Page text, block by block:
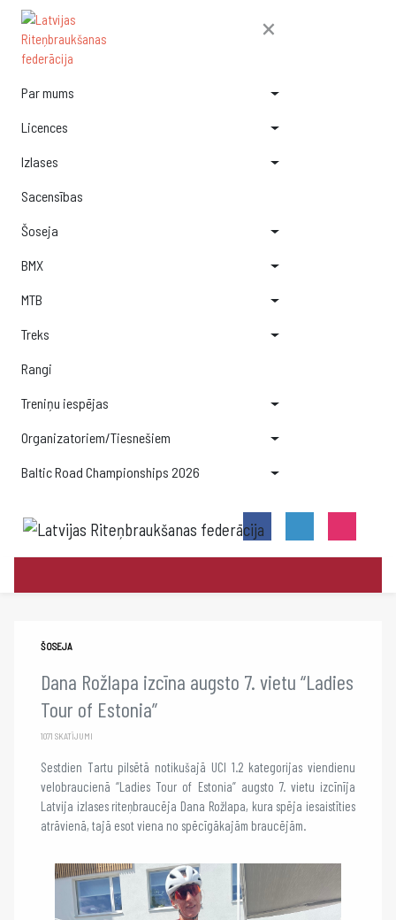
×
Par mums
Licences
Izlases
Sacensības
Šoseja
BMX
MTB
Treks
Rangi
Treniņu iespējas
Organizatoriem/Tiesnešiem
Baltic Road Championships 2026
ŠOSEJA
Dana Rožlapa izcīna augsto 7. vietu “Ladies
Tour of Estonia”
1071 SKATĪJUMI
Sestdien Tartu pilsētā notikušajā UCI 1.2 kategorijas viendienu
velobraucienā “Ladies Tour of Estonia” augsto 7. vietu izcīnīja
Latvija izlases riteņbraucēja Dana Rožlapa, kura spēja iesaistīties
atrāvienā, tajā esot viena no spēcīgākajām braucējām.